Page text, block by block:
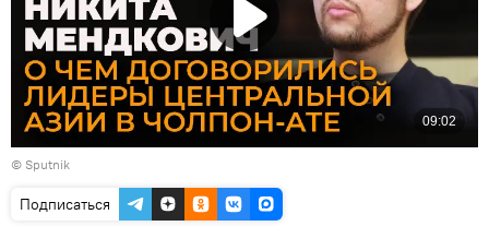
© Sputnik
Подписаться